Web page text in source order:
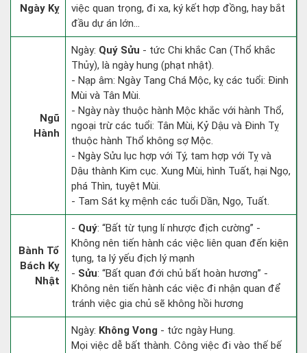
Ngày Kỵ
việc quan trọng, đi xa, ký kết hợp đồng, hay bắt
đầu dự án lớn...
Ngũ
Hành
Ngày: Quý Sửu - tức Chi khắc Can (Thổ khắc
Thủy), là ngày hung (phạt nhật).
- Nạp âm: Ngày Tang Chá Mộc, kỵ các tuổi: Đinh
Mùi và Tân Mùi.
- Ngày này thuộc hành Mộc khắc với hành Thổ,
ngoại trừ các tuổi: Tân Mùi, Kỷ Dậu và Đinh Tỵ
thuộc hành Thổ không sợ Mộc.
- Ngày Sửu lục hợp với Tý, tam hợp với Tỵ và
Dậu thành Kim cục. Xung Mùi, hình Tuất, hại Ngọ,
phá Thìn, tuyệt Mùi.
- Tam Sát kỵ mệnh các tuổi Dần, Ngọ, Tuất.
Bành Tổ
Bách Kỵ
Nhật
- Quý: “Bất từ tụng lí nhược địch cường” -
Không nên tiến hành các việc liên quan đến kiện
tụng, ta lý yếu địch lý mạnh
- Sửu: “Bất quan đới chủ bất hoàn hương” -
Không nên tiến hành các việc đi nhận quan để
tránh việc gia chủ sẽ không hồi hương
Ngày: Không Vong - tức ngày Hung.
Mọi việc dễ bất thành. Công việc đi vào thế bế